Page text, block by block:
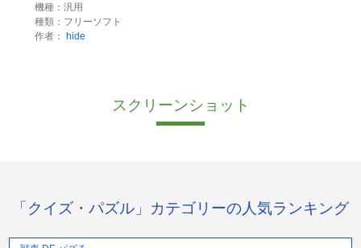
機種：汎用
種類：フリーソフト
作者：
hide
スクリーンショット
「クイズ・パズル」カテゴリーの人気ランキング